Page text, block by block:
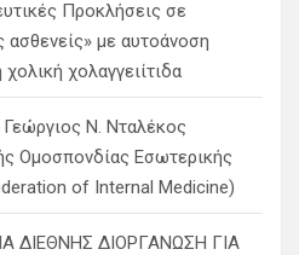
Προκλήσεις σε
ασθενείς» με αυτοάνοση
χολαγγειίτιδα
Ν. Νταλέκος
Ομοσπονδίας Εσωτερικής
of Internal Medicine)
ΔΙΕΘΝΗΣ ΔΙΟΡΓΑΝΩΣΗ ΓΙΑ